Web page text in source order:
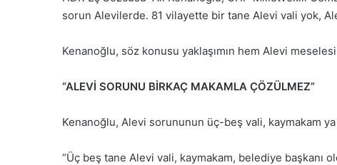
sorun Alevilerde. 81 vilayette bir tane Alevi vali yok,
Kenanoğlu, söz konusu yaklaşımın hem Alevi
“ALEVİ SORUNU BİRKAÇ MAKAMLA ÇÖZÜLMEZ”
Kenanoğlu, Alevi sorununun üç-beş vali, kaymakam
“Üç beş tane Alevi vali, kaymakam, belediye